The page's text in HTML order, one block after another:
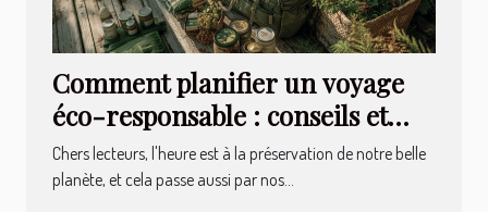
Comment planifier un voyage
éco-responsable : conseils et
astuces
Chers lecteurs, l'heure est à la préservation de notre belle
planète, et cela passe aussi par nos...